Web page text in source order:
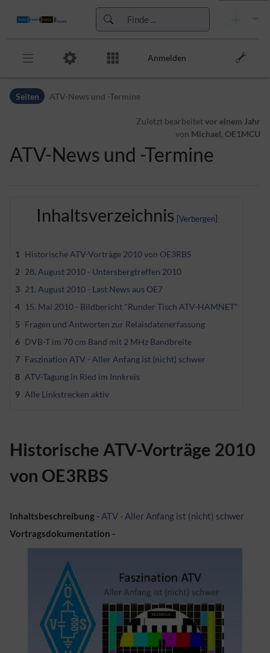
Zur Hauptnavigation
Anmelden
Seiten ATV-News und -Termine
Zuletzt bearbeitetvor einem Jahr
von Michael, OE1MCU
ATV-News und -Termine
Inhaltsverzeichnis
1
Historische ATV-Vorträge 2010 von OE3RBS
2 28. August 2010 - Untersbergtreffen 2010
3 21. August 2010 - Last News aus OE7
4 15. Mai 2010 - Bildbericht "Runder Tisch ATV-HAMNET"
5 Fragen und Antworten zur Relaisdatenerfassung
6 DVB-T im 70 cm Band mit 2 MHz Bandbreite
7 Faszination ATV - Aller Anfang ist (nicht) schwer
8 ATV-Tagung in Ried im Innkreis
9 Alle Linkstrecken aktiv
Historische ATV-Vorträge 2010
von OE3RBS
Inhaltsbeschreibung - ATV - Aller Anfang ist (nicht) schwer
Vortragsdokumentation -